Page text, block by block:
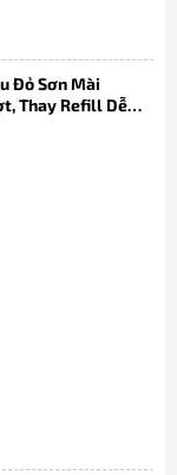
Đỏ Sơn Mài
Thay Refill Dễ